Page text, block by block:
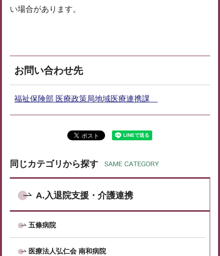
い場合があります。
お問い合わせ先
福祉保険部 医療政策局地域医療連携課
同じカテゴリから探す
A.入退院支援・介護連携
五條病院
医療法人弘仁会 南和病院